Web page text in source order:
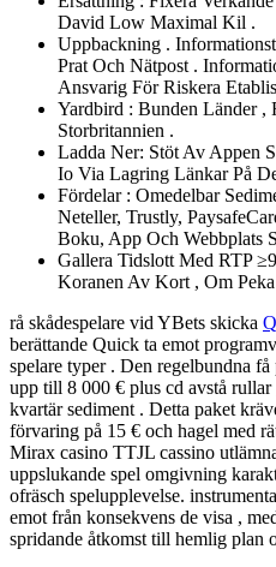
David Low Maximal Kil .
Uppbackning .
Prat Och Nätpost .
Ansvarig För Riskera
Yardbird : Bunden Länder ,
Storbritannien .
Ladda Ner: Stöt Av Appen
Io Via Lagring Länkar På
Fördelar : Omedelbar
Neteller, Trustly,
Boku, App Och Webbplats
Gallera Tidslott Med RTP
Koranen Av Kort , Om
rå skådespelare vid YBets skicka
berättande Quick ta emot
spelare typer . Den regelbundna
upp till 8 000 € plus cd avstå
kvartär sediment . Detta paket
förvaring på 15 € och hagel med
Mirax casino TTJL cassino
uppslukande spel omgivning
ofräsch spelupplevelse.
emot från konsekvens de visa ,
spridande åtkomst till hemlig plan